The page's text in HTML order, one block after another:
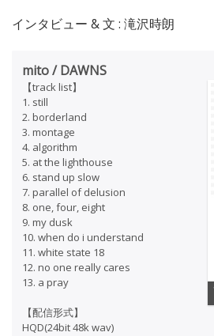
インタビュー & 文 : 滝沢時朗
mito / DAWNS
【track list】
1. still
2. borderland
3. montage
4. algorithm
5. at the lighthouse
6. stand up slow
7. parallel of delusion
8. one, four, eight
9. my dusk
10. when do i understand
11. white state 18
12. no one really cares
13. a pray
【配信形式】
HQD(24bit 48k wav)